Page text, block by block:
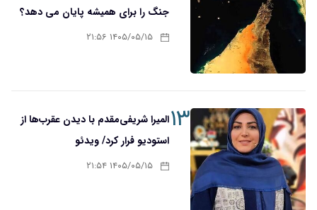
جنگ را برای همیشه پایان می دهد؟
۱۴۰۵/۰۵/۱۵ ۲۱:۵۶
۱۳المیرا شریفی‌مقدم با دیدن عقرب‌ها از
استودیو فرار کرد/ ویدئو
۱۴۰۵/۰۵/۱۵ ۲۱:۵۴